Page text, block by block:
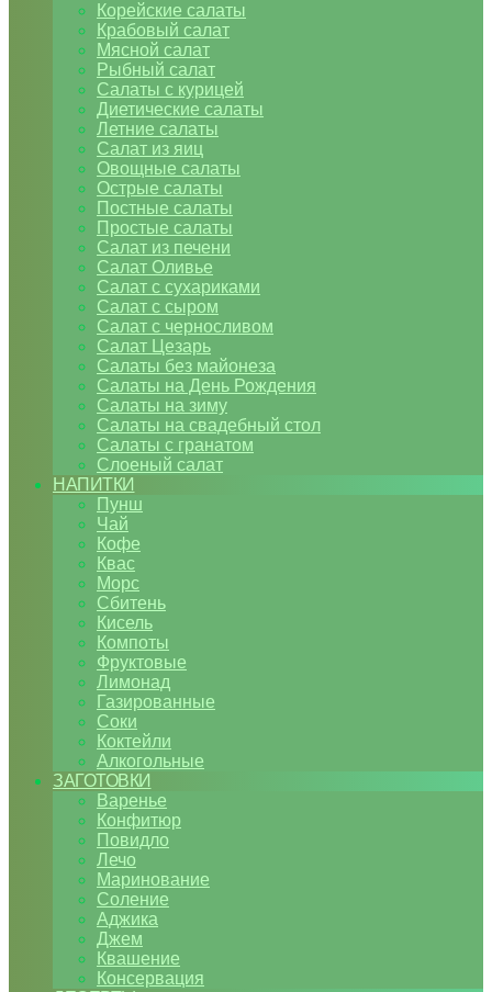
Корейские салаты
Крабовый салат
Мясной салат
Рыбный салат
Салаты с курицей
Диетические салаты
Летние салаты
Салат из яиц
Овощные салаты
Острые салаты
Постные салаты
Простые салаты
Салат из печени
Салат Оливье
Салат с сухариками
Салат с сыром
Салат с черносливом
Салат Цезарь
Салаты без майонеза
Салаты на День Рождения
Салаты на зиму
Салаты на свадебный стол
Салаты с гранатом
Слоеный салат
НАПИТКИ
Пунш
Чай
Кофе
Квас
Морс
Сбитень
Кисель
Компоты
Фруктовые
Лимонад
Газированные
Соки
Коктейли
Алкогольные
ЗАГОТОВКИ
Варенье
Конфитюр
Повидло
Лечо
Маринование
Соление
Аджика
Джем
Квашение
Консервация